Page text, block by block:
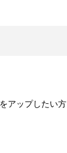
アップしたい方